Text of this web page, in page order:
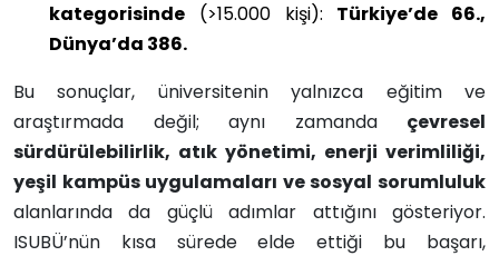
kategorisinde (>15.000 kişi): Türkiye’de 66.,
Dünya’da 386.
Bu sonuçlar, üniversitenin yalnızca eğitim ve
araştırmada değil; aynı zamanda çevresel
sürdürülebilirlik, atık yönetimi, enerji verimliliği,
yeşil kampüs uygulamaları ve sosyal sorumluluk
alanlarında da güçlü adımlar attığını gösteriyor.
ISUBÜ’nün kısa sürede elde ettiği bu başarı,